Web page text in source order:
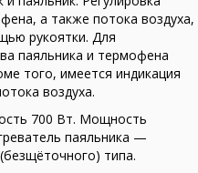
а также потока воздуха,
рукоятки. Для
паяльника и термофена
того, имеется индикация
воздуха.
700 Вт. Мощность
паяльника —
типа.